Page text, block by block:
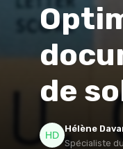
de
Hélène
Spécialiste